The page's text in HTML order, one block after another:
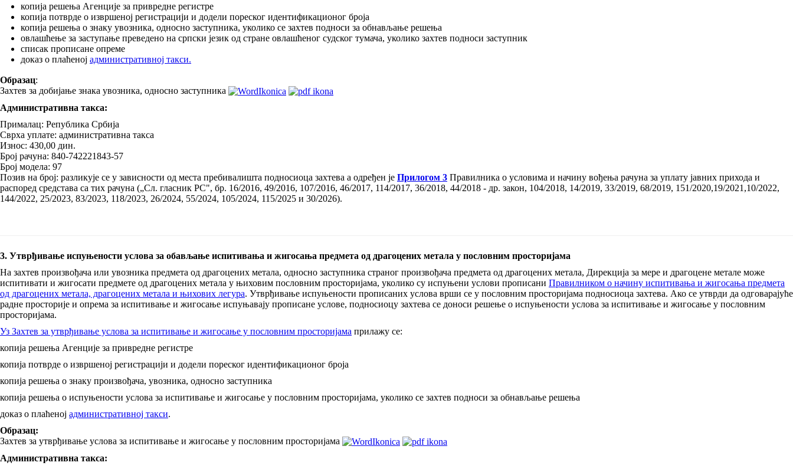
копија решења Агенције за привредне регистре
копија потврде о извршеној регистрацији и додели пореског идентификационог броја
копија решења о знаку увозника, односно заступника, уколико се захтев подноси за обнављање решења
овлашћење за заступање преведено на српски језик од стране овлашћеног судског тумача, уколико захтев подноси заступник
списак прописане опреме
доказ о плаћеној административној такси.
Образац:
Захтев за добијање знака увозника, односно заступника
Административна такса:
Прималац: Република Србија
Сврха уплате: административна такса
Износ: 430,00 дин.
Број рачуна: 840-742221843-57
Број модела: 97
Позив на број: разликује се у зависности од места пребивалишта подносиоца захтева a одређен је Прилогом 3 Правилника о условима и начину вођења рачуна за уплату јавних прихода и
распоред средстава са тих рачуна („Сл. гласник РС", бр. 16/2016, 49/2016, 107/2016, 46/2017, 114/2017, 36/2018, 44/2018 - др. закон, 104/2018, 14/2019, 33/2019, 68/2019, 151/2020,19/2021,10/2022,
144/2022, 25/2023, 83/2023, 118/2023, 26/2024, 55/2024, 105/2024, 115/2025 и 30/2026).
3. Утврђивање испуњености услова за обављање испитивања и жигосања предмета од драгоцених метала у пословним просторијама
На захтев произвођача или увозника предмета од драгоцених метала, односно заступника страног произвођача предмета од драгоцених метала, Дирекција за мере и драгоцене метале може
испитивати и жигосати предмете од драгоцених метала у њиховим пословним просторијама, уколико су испуњени услови прописани Правилником о начину испитивања и жигосања предмета
од драгоцених метала, драгоцених метала и њихових легура. Утврђивање испуњености прописаних услова врши се у пословним просторијама подносиоца захтева. Ако се утврди да одговарајуће
радне просторије и опрема за испитивање и жигосање испуњавају прописане услове, подносиоцу захтева се доноси решење о испуњености услова за испитивање и жигосање у пословним
просторијама.
Уз Захтев за утврђивање услова за испитивање и жигосање у пословним просторијама прилажу се:
копија решења Агенције за привредне регистре
копија потврде о извршеној регистрацији и додели пореског идентификационог броја
копија решења о знаку произвођача, увозника, односно заступника
копија решења о испуњености услова за испитивање и жигосање у пословним просторијама, уколико се захтев подноси за обнављање решења
доказ о плаћеној административној такси.
Образац:
Захтев за утврђивање услова за испитивање и жигосање у пословним просторијама
Административна такса: